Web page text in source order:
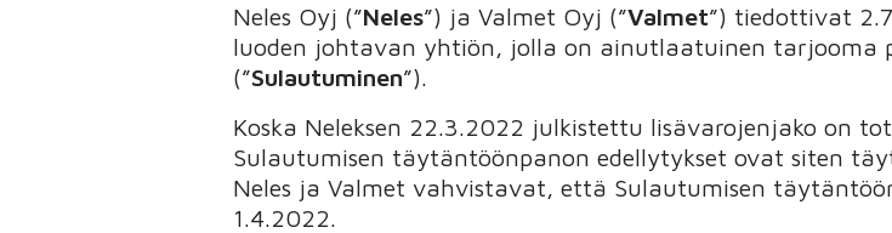
Neles Oyj (”Neles”) ja Valmet Oyj (”Valmet”) tiedottivat
luoden johtavan yhtiön, jolla on ainutlaatuinen tarjooma
(”Sulautuminen”).
Koska Neleksen 22.3.2022 julkistettu lisävarojenjako on
Sulautumisen täytäntöönpanon edellytykset ovat siten
Neles ja Valmet vahvistavat, että Sulautumisen
1.4.2022.